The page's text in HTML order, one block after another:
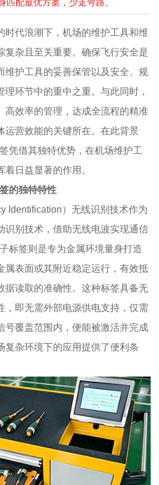
匹配最优方案，少走弯路。
时代浪潮下，机场的维护工具和维
复杂且至关重要。确保飞行安全是
维护工具的妥善保管以及安全、规
环节中的重中之重。与此同时，
高效率的管理，达成全流程的精准
运营效能的关键所在。在此背景
凭借其独特优势，在机场维护工
日益显著的作用。
的独特特性
Identification）无线识别技术作为
识别技术，借助无线电波实现通信
标签则是专为金属环境量身打造
属表面或其附近稳定运行，有效抵
据读取的准确性。这种标签具备无
，即无需外部电源供电支持，仅需
号覆盖范围内，便能被激活并完成
复杂环境下的应用提供了便利条